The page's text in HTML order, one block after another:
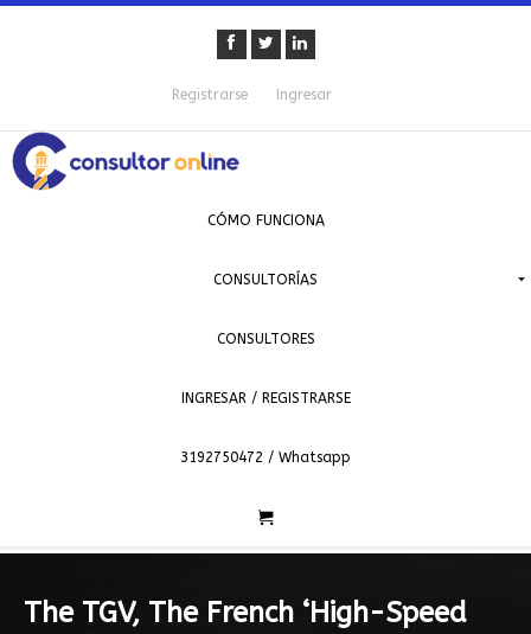
Registrarse Ingresar
CÓMO FUNCIONA
CONSULTORÍAS
CONSULTORES
INGRESAR / REGISTRARSE
3192750472 / Whatsapp
The TGV, The French ‘high-Speed